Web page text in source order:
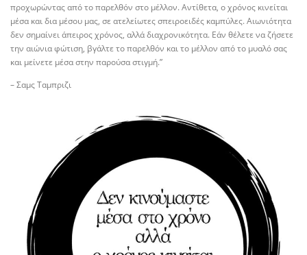
προχωρώντας από το παρελθόν στο μέλλον. Αντίθετα, ο χρόνος κινείται
μέσα και δια μέσου μας, σε ατελείωτες σπειροειδές καμπύλες. Αιωνιότητα
δεν σημαίνει άπειρος χρόνος, αλλά διαχρονικότητα. Εάν θέλετε να ζήσετε
την αιώνια φώτιση, βγάλτε το παρελθόν και το μέλλον από το μυαλό σας
και μείνετε μέσα στην παρούσα στιγμή.”
– Σαμς Ταμπριζι